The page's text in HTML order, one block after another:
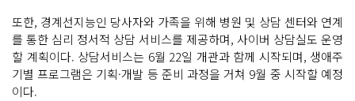
또한, 경계선지능인 당사자와 가족을 위해 병원 및 상담 센터와 연계
를 통한 심리 정서적 상담 서비스를 제공하며, 사이버 상담실도 운영
할 계획이다. 상담서비스는 6월 22일 개관과 함께 시작되며, 생애주
기별 프로그램은 기획·개발 등 준비 과정을 거쳐 9월 중 시작할 예정
이다.